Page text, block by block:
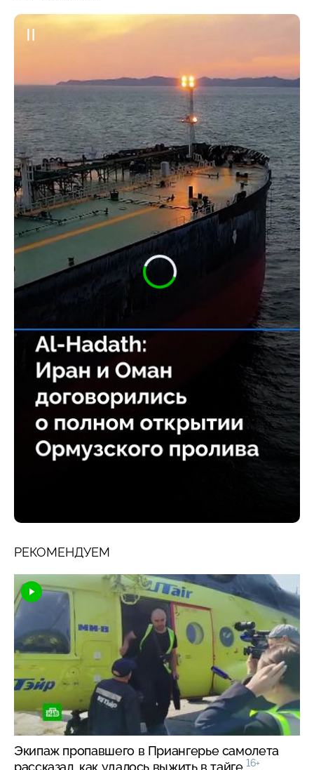
РЕКОМЕНДУЕМ
Экипаж пропавшего в Приангерье самолета
рассказал, как удалось выжить в тайге 16+